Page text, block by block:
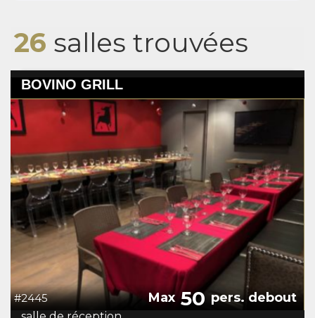
26 salles trouvées
BOVINO GRILL
#2445 Max50pers. debout